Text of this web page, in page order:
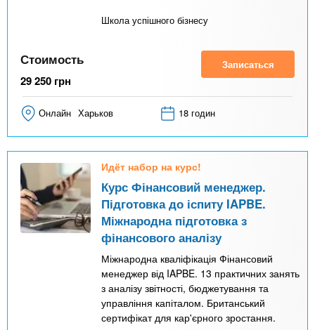
Школа успішного бізнесу
Стоимость
29 250 грн
Записаться
Онлайн Харьков 18 годин
Идёт набор на курс!
Курс Фінансовий менеджер.
Підготовка до іспиту IAPBE.
Міжнародна підготовка з
фінансового аналізу
Міжнародна кваліфікація Фінансовий
менеджер від IAPBE. 13 практичних занять
з аналізу звітності, бюджетування та
управління капіталом. Британський
сертифікат для кар'єрного зростання.